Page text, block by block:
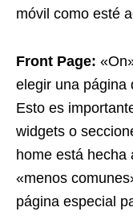
móvil como esté
Front Page:
elegir una página
Esto es
widgets o
home está hecha
«menos
página especial